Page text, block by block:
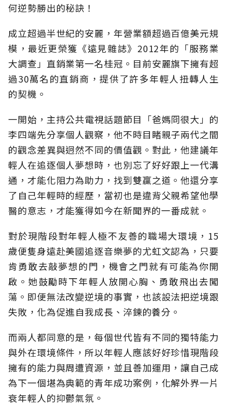
何逆勢勝出的秘訣！
成立超過半世紀的安麗，年營業額超過百億美元規
模，最近更榮獲《遠見雜誌》2012年的「服務業
大調查」直銷業第一名桂冠。目前安麗旗下擁有超
過30萬名的直銷商，提供了許多年輕人扭轉人生
的契機。
一開始，主持公共電視話題節目「爸媽冏很大」的
李四端先分享個人觀察，他不時目睹親子兩代之間
的觀念差異與迥然不同的價值觀。對此，他建議年
輕人在追逐個人夢想時，也別忘了好好跟上一代溝
通，才能化阻力為助力，找到雙贏之道。他還分享
了自己年輕時的經歷，當初也是違背父親希望他學
醫的意志，才能獲得如今在新聞界的一番成就。
對於現階段對年輕人極不友善的職場大環境，15
歲便隻身遠赴美國追逐音樂夢的尤虹文認為，只要
肯勇敢去敲夢想的門，機會之門就有可能為你開
啟。她鼓勵時下年輕人放開心胸、勇敢飛出去闖
蕩。即便無法改變逆境的事實，也該設法把逆境跟
失敗，化為促進自我成長、淬鍊的養分。
而兩人都同意的是，每個世代皆有不同的獨特能力
與外在環境條件，所以年輕人應該好好珍惜現階段
擁有的能力與周遭資源，並且善加運用，讓自己成
為下一個堪為典範的青年成功案例，化解外界一片
衰年輕人的抑鬱氣氛。